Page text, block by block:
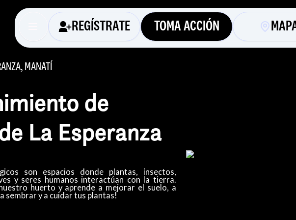
REGÍSTRATE TOMA ACCIÓN
MANATÍ
de
La Esperanza
son espacios donde plantas, insectos,
y seres humanos interactúan con la tierra.
huerto y aprende a mejorar el suelo, a
sembrar y a cuidar tus plantas!